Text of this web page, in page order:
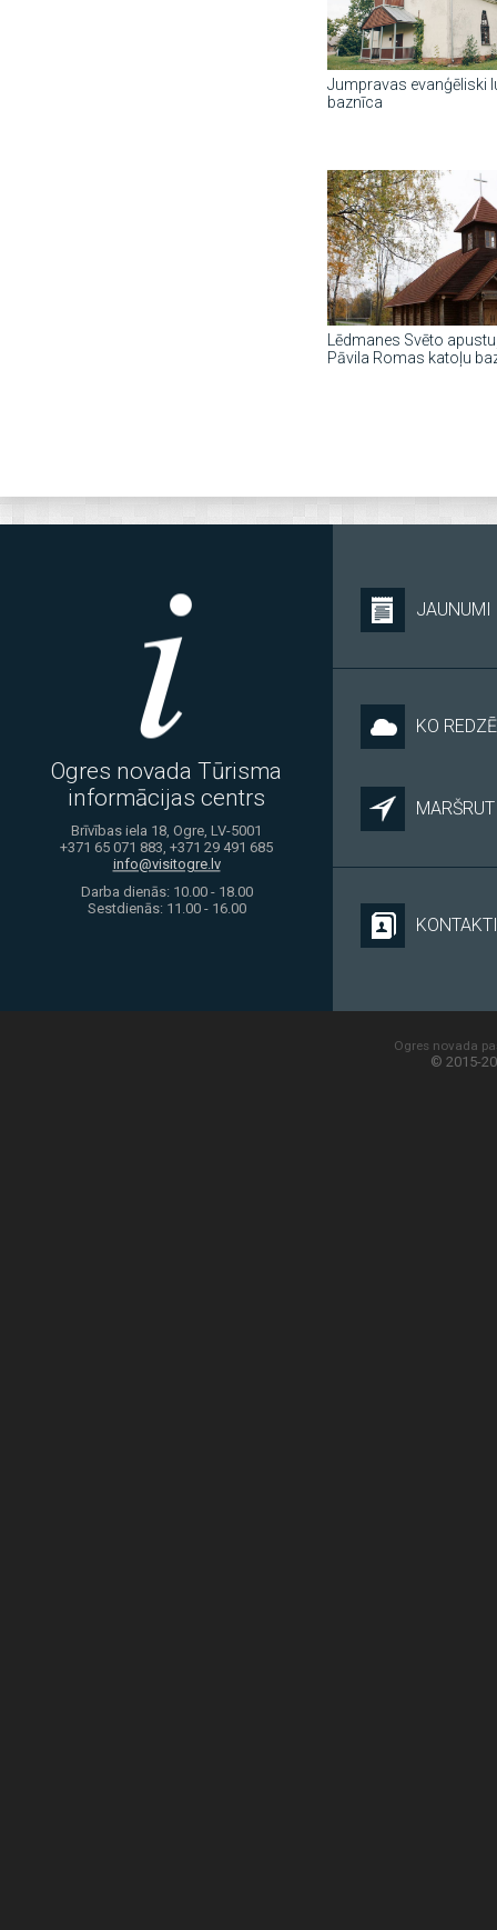
Jumpravas evanģēliski
baznīca
Lēdmanes Svēto
Pāvila Romas katoļu
Ogres novada Tūrisma
informācijas centrs
Brīvības iela 18, Ogre, LV-5001
+371 65 071 883, +371 29 491 685
info@visitogre.lv
Darba dienās: 10.00 - 18.00
Sestdienās: 11.00 - 16.00
JAUNUMI
KO
KONTAKTI
Ogres novada
© 2015-